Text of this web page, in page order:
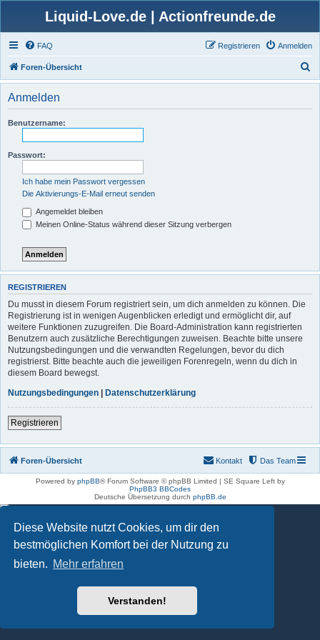
Diese Website nutzt Cookies, um dir den
bestmöglichen Komfort bei der Nutzung zu
bieten. Mehr erfahren
Verstanden!
Liquid-Love.de | Actionfreunde.de
FAQ Anmelden
Registrieren
Foren-Übersicht
u
Anmelden
Benutzername:
Passwort:
Ich habe mein Passwort vergessen
Die Aktivierungs-E-Mail erneut senden
Angemeldet bleiben
Meinen Online-Status während dieser Sitzung verbergen
REGISTRIEREN
Du musst in diesem Forum registriert sein, um dich anmelden zu können. Die
Registrierung ist in wenigen Augenblicken erledigt und ermöglicht dir, auf
weitere Funktionen zuzugreifen. Die Board-Administration kann registrierten
Benutzern auch zusätzliche Berechtigungen zuweisen. Beachte bitte unsere
Nutzungsbedingungen und die verwandten Regelungen, bevor du dich
registrierst. Bitte beachte auch die jeweiligen Forenregeln, wenn du dich in
diesem Board bewegst.
Nutzungsbedingungen | Datenschutzerklärung
Registrieren
Foren-Übersicht Das Team
Kontakt
Powered by phpBB® Forum Software © phpBB Limited | SE Square Left by
PhpBB3 BBCodes
Deutsche Übersetzung durch phpBB.de